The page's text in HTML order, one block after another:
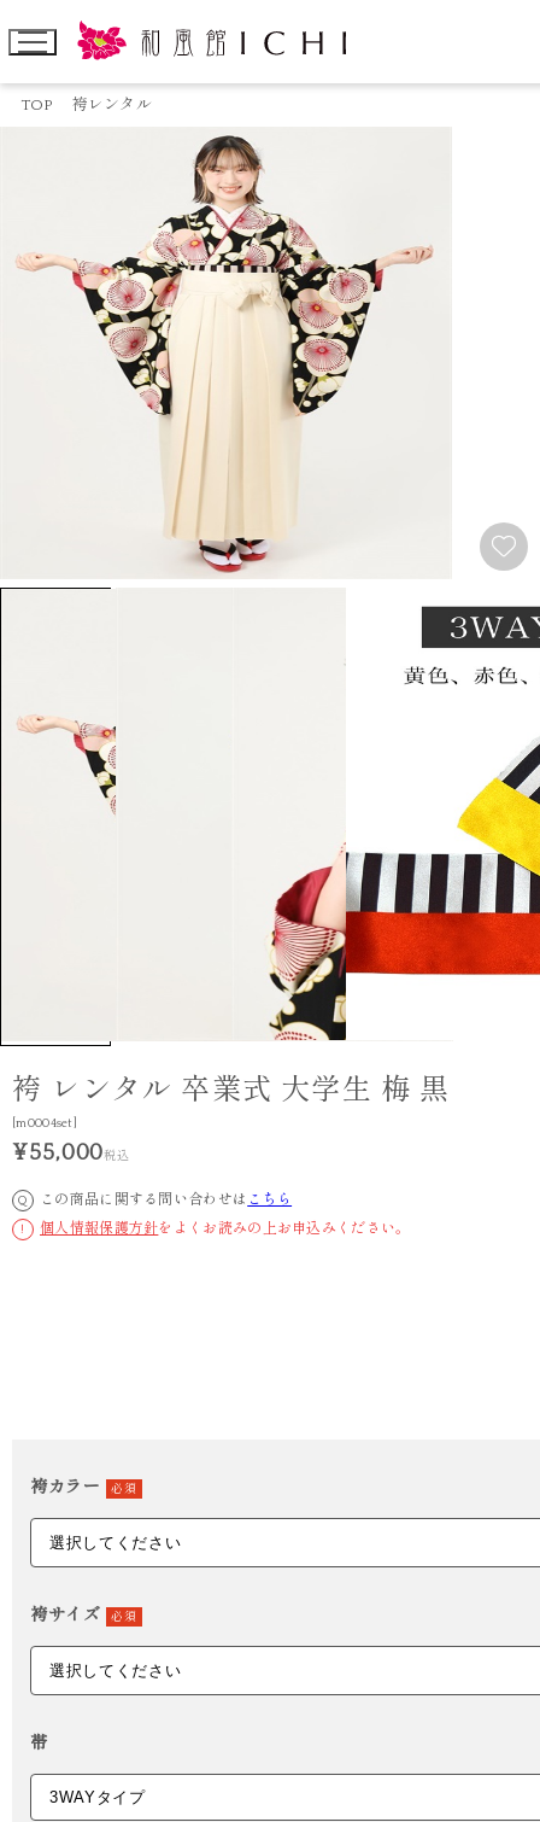
TOP 袴レンタル
袴 レンタル 卒業式 大学生 梅 黒
[m0004set]
¥55,000税込
Q この商品に関する問い合わせは こちら
! 個人情報保護方針をよくお読みの上お申込みください。
袴カラー 必須
袴サイズ 必須
帯